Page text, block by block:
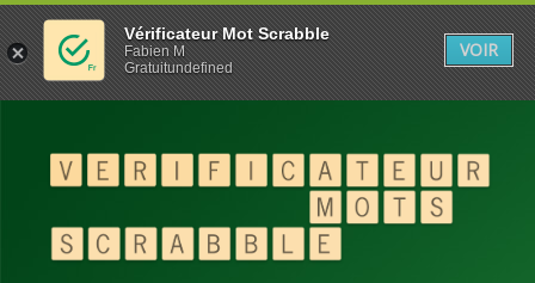
Vérificateur Mot Scrabble
Fabien M
Gratuitundefined
VOIR